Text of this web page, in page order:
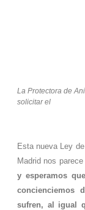
La Protectora de
solicitar el
Esta nueva Ley
Madrid nos
y esperamos
concienciemos
sufren, al igual